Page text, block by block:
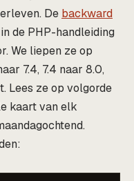
De backward
de PHP-handleiding
We liepen ze op
7.4, 7.4 naar 8.0,
Lees ze op volgorde
kaart van elk